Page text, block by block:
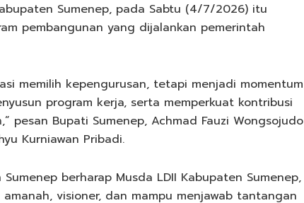
Sumenep, pada Sabtu (4/7/2026) itu
pembangunan yang dijalankan pemerintah
memilih kepengurusan, tetapi menjadi momentum
program kerja, serta memperkuat kontribusi
pesan Bupati Sumenep, Achmad Fauzi Wongsojudo
Kurniawan Pribadi.
berharap Musda LDII Kabupaten Sumenep,
visioner, dan mampu menjawab tantangan